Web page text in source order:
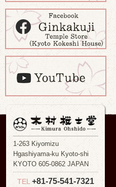
1-263 Kiyomizu
Hgashiyama-ku Kyoto-shi
KYOTO 605-0862 JAPAN
TEL +81-75-541-7321